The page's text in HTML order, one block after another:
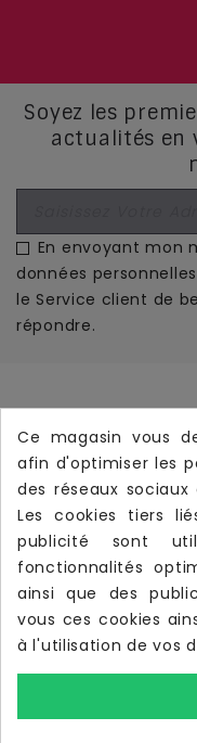
Soyez les
actualités en
En envoyant mon
données
le Service client de
répondre.
Informations
Produits
Notre Société
Votre Compte
local_shippingLivraison offerte
Ce magasin vous
afin d'optimiser les
des réseaux
Les cookies tiers
publicité sont
fonctionnalités
ainsi que des
vous ces cookies
à l'utilisation de vos